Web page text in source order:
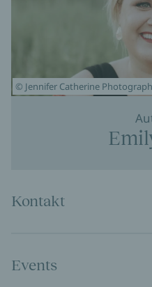
© Jennifer Catherine
Kontakt
Events